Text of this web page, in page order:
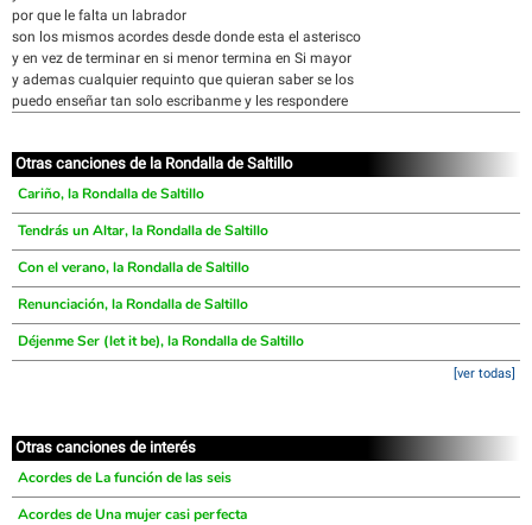
por que le falta un labrador
son los mismos acordes desde donde esta el asterisco
y en vez de terminar en si menor termina en Si mayor
y ademas cualquier requinto que quieran saber se los
puedo enseñar tan solo escribanme y les respondere
Otras canciones de la Rondalla de Saltillo
Cariño, la Rondalla de Saltillo
Tendrás un Altar, la Rondalla de Saltillo
Con el verano, la Rondalla de Saltillo
Renunciación, la Rondalla de Saltillo
Déjenme Ser (let it be), la Rondalla de Saltillo
[ver todas]
Otras canciones de interés
Acordes de La función de las seis
Acordes de Una mujer casi perfecta